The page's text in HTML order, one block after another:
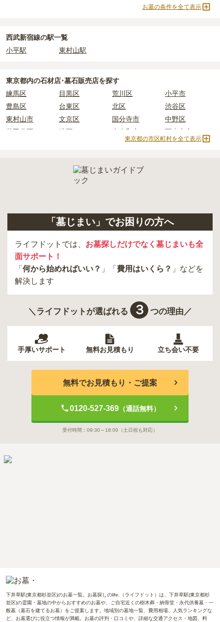
：お墓の管理費。契約後、毎年発生するケースがあり
正確な費用は、区画や石材の選び方によって大きく変わるため、見
積もりを取るまで確定しません。
現地への見学が難しい場合は、資料請求でも各霊園の詳しい料金案
内を取り寄せることができます。
お墓の条件を全て表示
西武新宿線の駅一覧
小平駅
東村山駅
東京都内の石材店･墓石販売店を探す
練馬区
目黒区 荒川区
小平市
豊島区
台東区 北区
渋谷区
東村山市
文京区 国分寺市
中野区
世田谷区
港区 東大和市
西東京市
町田市 府中市
昭島市
葛飾区 墨田区
杉並区
東京都の市区町村を全て表示
「墓じまい」でお困りの方へ
ライフドットでは、 お墓探しだけでなく墓じまいも全
面サポート！
「 何から始めればいい？ 」「 費用はいくら？ 」などを
解決します
＼ライフドットが選ばれる ３ つの理由／
手厚いサポート 無料お見積もり 立ち会い不要
無料でお見積もり・ご提案
0120-527-369（通話無料）
受付時間： 09:30～18:00 （土日祝も対応）
下井草駅(東京都杉並区)のお墓一覧。お墓探しのlife.（ライフドット）は、下井草駅(東京都杉
並区)の霊園・墓地の中からおすすめのお墓や、ご自宅近くの樹木葬・納骨堂・永代供養墓・一
般墓（墓石を建てるお墓）をご提案します。地域別の墓地一覧、費用相場、人気ランキングな
ど、お墓選びに役立つ情報が満載。お墓の評判・口コミや、詳細な交通アクセス・地図、料